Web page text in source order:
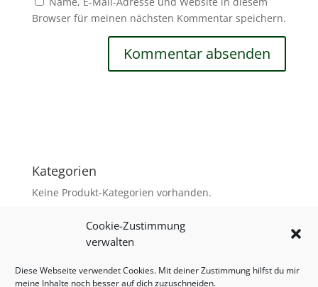
Cookie-Zustimmung
verwalten
Diese Webseite verwendet Cookies. Mit deiner Zustimmung hilfst du mir
meine Inhalte noch besser auf dich zuzuschneiden.
Browser für meinen nächsten Kommentar speichern.
Kategorien
Keine Produkt-Kategorien vorhanden.
Widerrufsbelehrung
Warenkorb